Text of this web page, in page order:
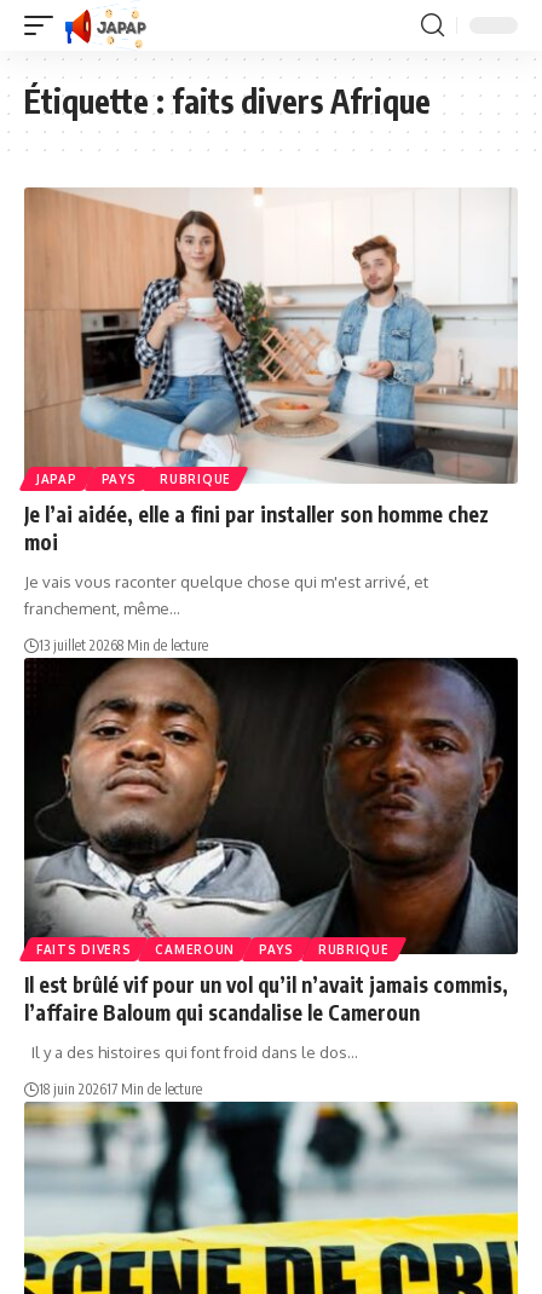
Étiquette :faits divers Afrique
JAPAP PAYS RUBRIQUE
Je l’ai aidée, elle a fini par installer son homme chez
moi
Je vais vous raconter quelque chose qui m'est arrivé, et
franchement, même…
13 juillet 20268 Min de lecture
FAITS DIVERS CAMEROUN PAYS RUBRIQUE
Il est brûlé vif pour un vol qu’il n’avait jamais commis,
l’affaire Baloum qui scandalise le Cameroun
Il y a des histoires qui font froid dans le dos…
18 juin 202617 Min de lecture